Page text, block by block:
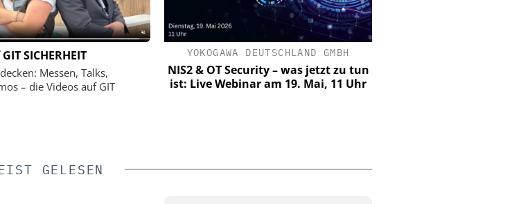
SICHERHEIT
Messen, Talks,
– die Videos auf GIT
SMART INFRASTRUCTURE
KRITIS und NIS2
YOKOGAWA DEUTSCHLAND GMBH
NIS2 & OT Security – was jetzt zu tun
ist: Live Webinar am 19. Mai, 11 Uhr
GELESEN